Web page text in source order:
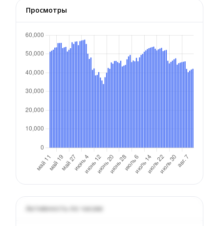
Просмотры
Активность по часам